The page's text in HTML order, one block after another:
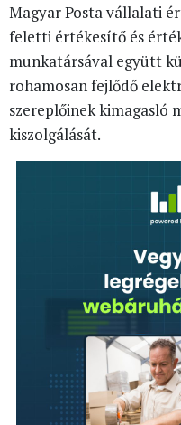
Magyar Posta vállalati
feletti értékesítő és
munkatársával együtt
rohamosan fejlődő
szereplőinek kimagasló
kiszolgálását.